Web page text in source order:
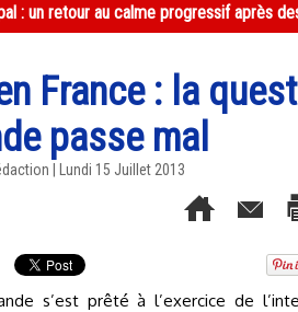
: un retour au calme progressif après
France : la
passe mal
| Lundi 15 Juillet 2013
s’est prêté à l’exercice de